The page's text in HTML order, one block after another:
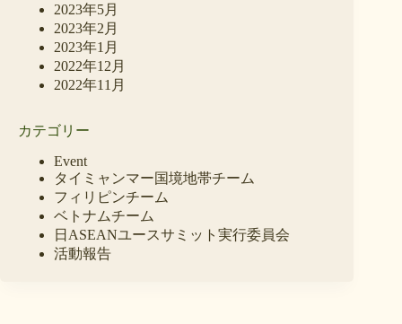
2023年5月
2023年2月
2023年1月
2022年12月
2022年11月
カテゴリー
Event
タイミャンマー国境地帯チーム
フィリピンチーム
ベトナムチーム
日ASEANユースサミット実行委員会
活動報告